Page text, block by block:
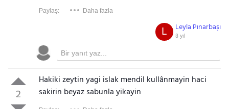
Paylaş: Daha fazla
Leyla Pınarbaşı
8 yıl
L
2
Hakiki zeytin yagi islak mendil kullânmayin haci
sakirin beyaz sabunla yikayin